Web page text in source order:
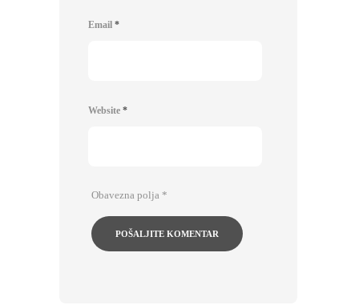
Email *
Website *
Obavezna polja *